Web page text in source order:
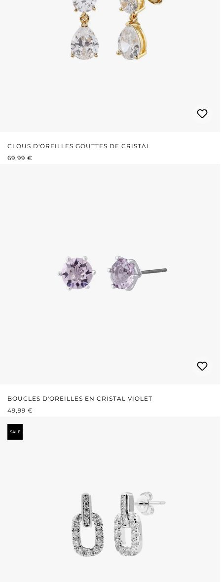
CLOUS D'OREILLES GOUTTES DE CRISTAL
PRIX RÉGULIER :
69,99 €
BOUCLES D'OREILLES EN CRISTAL VIOLET
PRIX RÉGULIER :
49,99 €
SALE